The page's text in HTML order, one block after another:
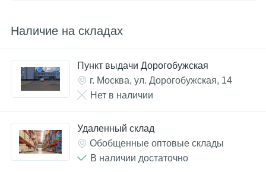
Наличие на складах
Пункт выдачи Дорогобужская
г. Москва, ул. Дорогобужская, 14
Нет в наличии
Удаленный склад
Обобщенные оптовые склады
В наличии достаточно